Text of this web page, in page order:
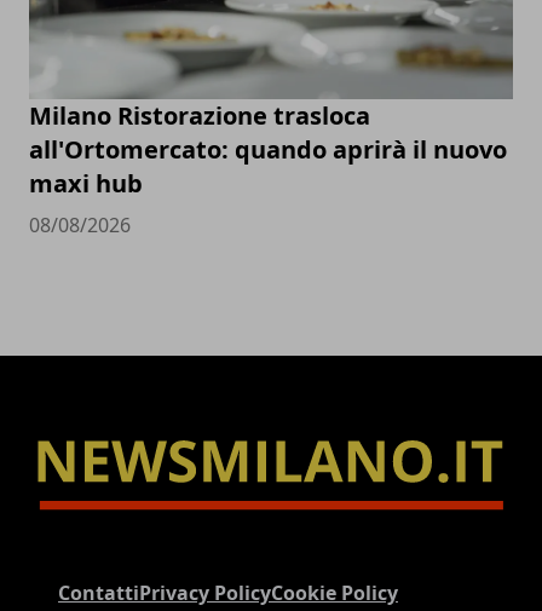
Milano Ristorazione trasloca
all'Ortomercato: quando aprirà il nuovo
maxi hub
08/08/2026
ContattiPrivacy PolicyCookie Policy